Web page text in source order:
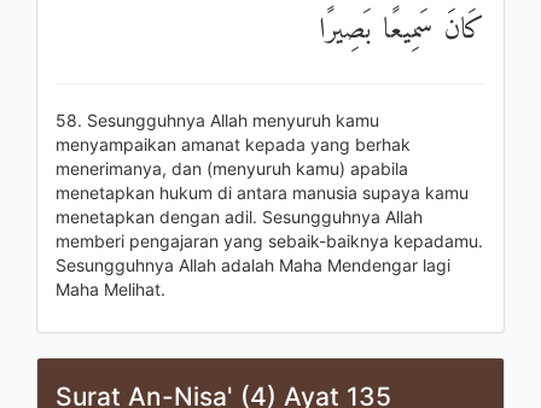
كَانَ سَمِيعًا بَصِيرًا
58. Sesungguhnya Allah menyuruh kamu
menyampaikan amanat kepada yang berhak
menerimanya, dan (menyuruh kamu) apabila
menetapkan hukum di antara manusia supaya kamu
menetapkan dengan adil. Sesungguhnya Allah
memberi pengajaran yang sebaik-baiknya kepadamu.
Sesungguhnya Allah adalah Maha Mendengar lagi
Maha Melihat.
Surat An-Nisa' (4) Ayat 135